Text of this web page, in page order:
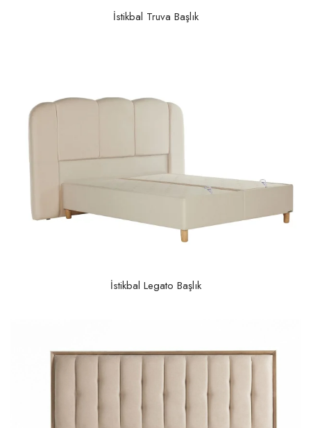
İstikbal Truva Başlık
İstikbal Legato Başlık